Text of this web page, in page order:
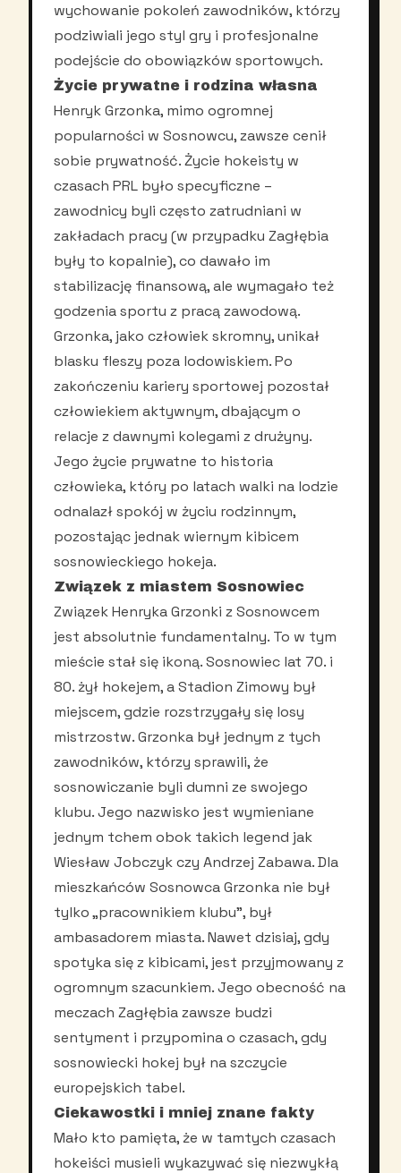
wychowanie pokoleń zawodników, którzy
podziwiali jego styl gry i profesjonalne
podejście do obowiązków sportowych.
Życie prywatne i rodzina własna
Henryk Grzonka, mimo ogromnej
popularności w Sosnowcu, zawsze cenił
sobie prywatność. Życie hokeisty w
czasach PRL było specyficzne –
zawodnicy byli często zatrudniani w
zakładach pracy (w przypadku Zagłębia
były to kopalnie), co dawało im
stabilizację finansową, ale wymagało też
godzenia sportu z pracą zawodową.
Grzonka, jako człowiek skromny, unikał
blasku fleszy poza lodowiskiem. Po
zakończeniu kariery sportowej pozostał
człowiekiem aktywnym, dbającym o
relacje z dawnymi kolegami z drużyny.
Jego życie prywatne to historia
człowieka, który po latach walki na lodzie
odnalazł spokój w życiu rodzinnym,
pozostając jednak wiernym kibicem
sosnowieckiego hokeja.
Związek z miastem Sosnowiec
Związek Henryka Grzonki z Sosnowcem
jest absolutnie fundamentalny. To w tym
mieście stał się ikoną. Sosnowiec lat 70. i
80. żył hokejem, a Stadion Zimowy był
miejscem, gdzie rozstrzygały się losy
mistrzostw. Grzonka był jednym z tych
zawodników, którzy sprawili, że
sosnowiczanie byli dumni ze swojego
klubu. Jego nazwisko jest wymieniane
jednym tchem obok takich legend jak
Wiesław Jobczyk czy Andrzej Zabawa. Dla
mieszkańców Sosnowca Grzonka nie był
tylko „pracownikiem klubu”, był
ambasadorem miasta. Nawet dzisiaj, gdy
spotyka się z kibicami, jest przyjmowany z
ogromnym szacunkiem. Jego obecność na
meczach Zagłębia zawsze budzi
sentyment i przypomina o czasach, gdy
sosnowiecki hokej był na szczycie
europejskich tabel.
Ciekawostki i mniej znane fakty
Mało kto pamięta, że w tamtych czasach
hokeiści musieli wykazywać się niezwykłą